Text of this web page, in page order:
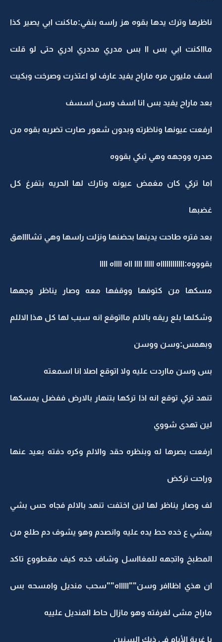
ناظرها وترك يدها بقوه هز راسه بنفي:ماكنت ابي يصير كذا
ماااكنت ابي بس اا بس مدري مددري ادري حتى لو قلت
اسف مليون مره ماراح يفيد عارف لو اعتذرت وصرخت وبكيت
بعد ماراح يفيد بس انا اسف وسن اسسف
ارفعت عيونها وناظرته وبدون شعور صارت تضربه بقوه من
صدره ووجهه وهي تبكي بقووه
اما تركي كان مغمض عيونه وتارك لها الحريه بتفرغ كل
غضبها
بعد فتره طاحت يدينها بحضنها ونزلت راسها وهي تشااااهق
بقوووه:ااااااااااااه ااااا اااا ااه ااااه اااا
مسكها من كتوفها ووقفها معه وصار يناظر وجهها
وشكلها بلع ريقه بالالم مااتوقع انه سبب لها كل هذا الاللم
وبهمس:وسن ووسن
بس وسن مااردت عليه ولا اتوقع اصلا انا اسمعته
تنهد تركي توقع انه اذا تركها بتنهار بالارض ففضل يمسكها
لين تهدى شووي
ارفعت بصرها له وبنظره حقد والالم وكره دفته بعيد عنها
وراحت تركض
لف وصار يناظر لها لين اختفت تنهد بالالم فجاه حس بشي
يمشي ع خده حط يده عليه وانصدم وهو يشوف دم طلع من
المطبخ واتجهه للمغااسل وشاف خده كيف مقطووع تاكد
ان هذي اظاافر وسن""اااااه""سحب منديل وامسحه بس
ماراح مشى لغرفته وهو مازال حاط المنديل علييه
يا غربة الأيام في ذيك السنين